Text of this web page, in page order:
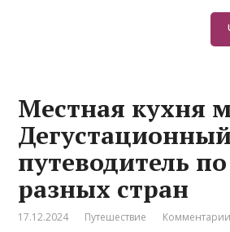
Местная кухня
Дегустационный
путеводитель
разных стран
17.12.2024 Путешествие